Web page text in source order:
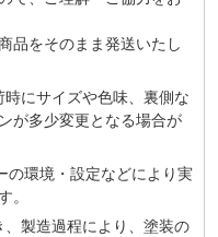
品をそのまま発送いたし
にサイズや⾊味、裏側な
が多少変更となる場合が
の環境・設定などにより実
。
製造過程により、塗装の